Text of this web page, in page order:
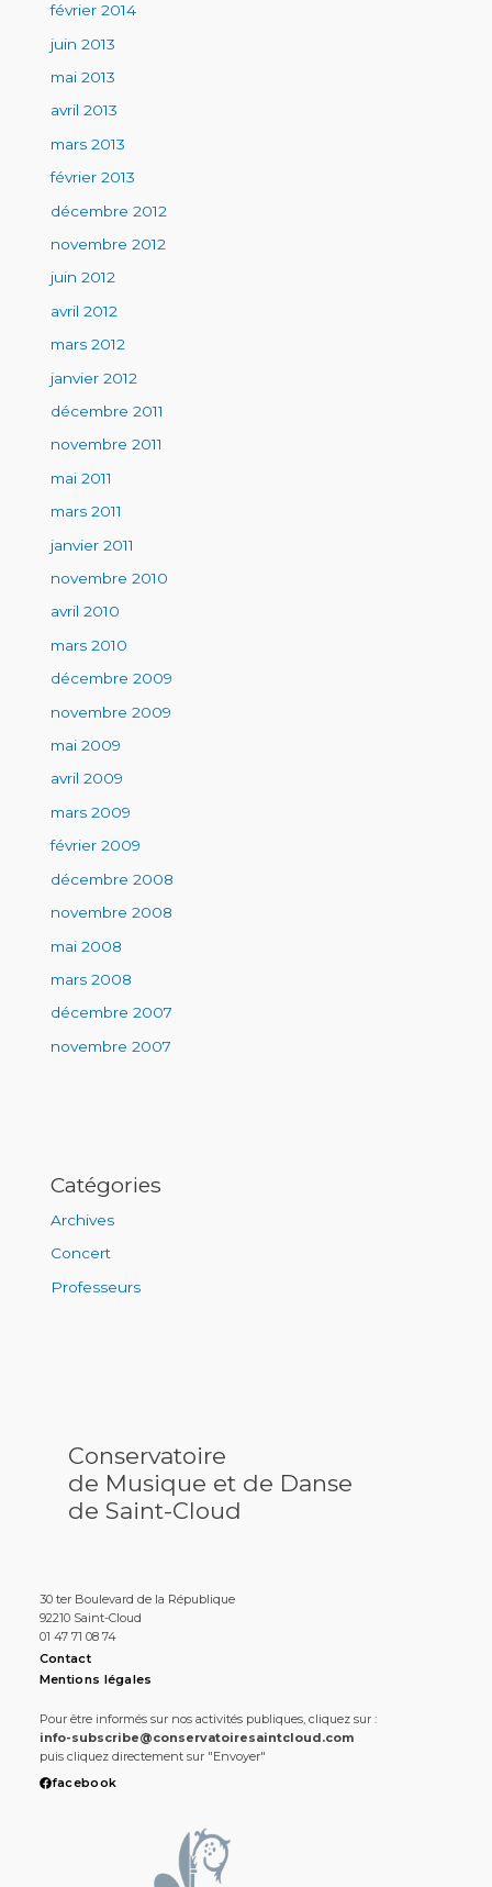
février 2014
juin 2013
mai 2013
avril 2013
mars 2013
février 2013
décembre 2012
novembre 2012
juin 2012
avril 2012
mars 2012
janvier 2012
décembre 2011
novembre 2011
mai 2011
mars 2011
janvier 2011
novembre 2010
avril 2010
mars 2010
décembre 2009
novembre 2009
mai 2009
avril 2009
mars 2009
février 2009
décembre 2008
novembre 2008
mai 2008
mars 2008
décembre 2007
novembre 2007
Catégories
Archives
Concert
Professeurs
Conservatoire
de Musique et de Danse
de Saint-Cloud
30 ter Boulevard de la République
92210 Saint-Cloud
01 47 71 08 74
Contact
Mentions légales
Pour être informés sur nos activités publiques, cliquez sur :
info-subscribe@conservatoiresaintcloud.com
puis cliquez directement sur "Envoyer"
facebook